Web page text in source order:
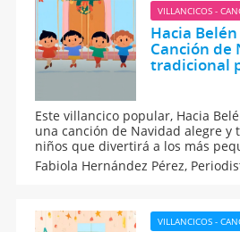
VILLANCICOS -
Hacia
Canción de
tradicional
Este villancico popular, Hacia
una canción de Navidad alegre y
niños que divertirá a los más
Su ritmo pegadizo y su estribillo
convierten en la canción ideal
Fabiola Hernández Pérez,
VILLANCICOS -